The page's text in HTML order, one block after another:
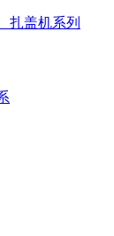
扎盖机系列